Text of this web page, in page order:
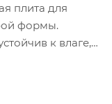
плита для
формы.
к влаге,